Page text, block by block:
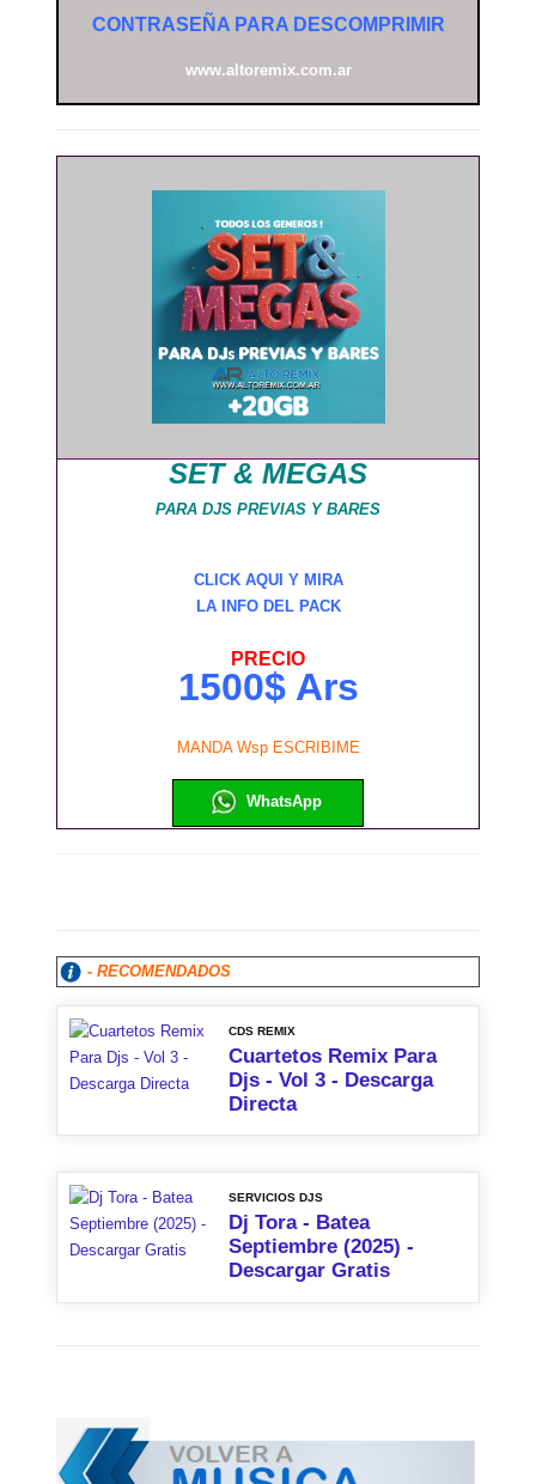
CONTRASEÑA PARA DESCOMPRIMIR
www.altoremix.com.ar
SET & MEGAS
PARA DJS PREVIAS Y BARES
CLICK AQUI Y MIRA
LA INFO DEL PACK
PRECIO
1500$ Ars
MANDA Wsp ESCRIBIME
WhatsApp
- RECOMENDADOS
CDS REMIX
Cuartetos Remix Para
Djs - Vol 3 - Descarga
Directa
SERVICIOS DJS
Dj Tora - Batea
Septiembre (2025) -
Descargar Gratis